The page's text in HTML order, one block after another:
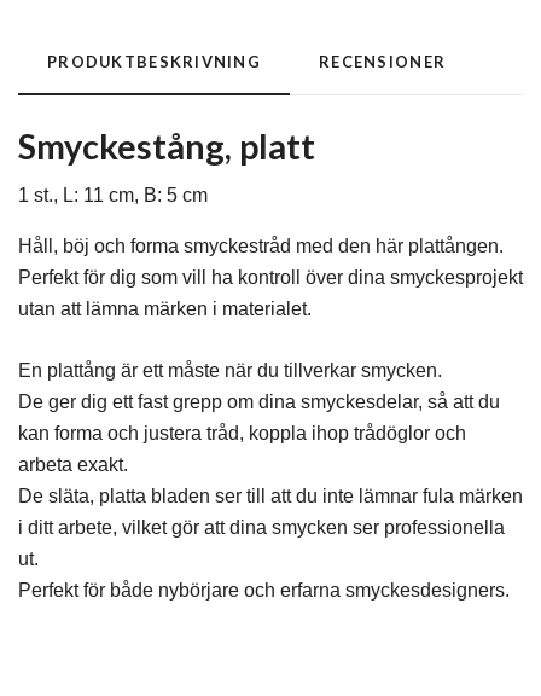
PRODUKTBESKRIVNING RECENSIONER
Smyckestång, platt
1 st., L: 11 cm, B: 5 cm
Håll, böj och forma smyckestråd med den här plattången.
Perfekt för dig som vill ha kontroll över dina smyckesprojekt
utan att lämna märken i materialet.
En plattång är ett måste när du tillverkar smycken.
De ger dig ett fast grepp om dina smyckesdelar, så att du
kan forma och justera tråd, koppla ihop trådöglor och
arbeta exakt.
De släta, platta bladen ser till att du inte lämnar fula märken
i ditt arbete, vilket gör att dina smycken ser professionella
ut.
Perfekt för både nybörjare och erfarna smyckesdesigners.